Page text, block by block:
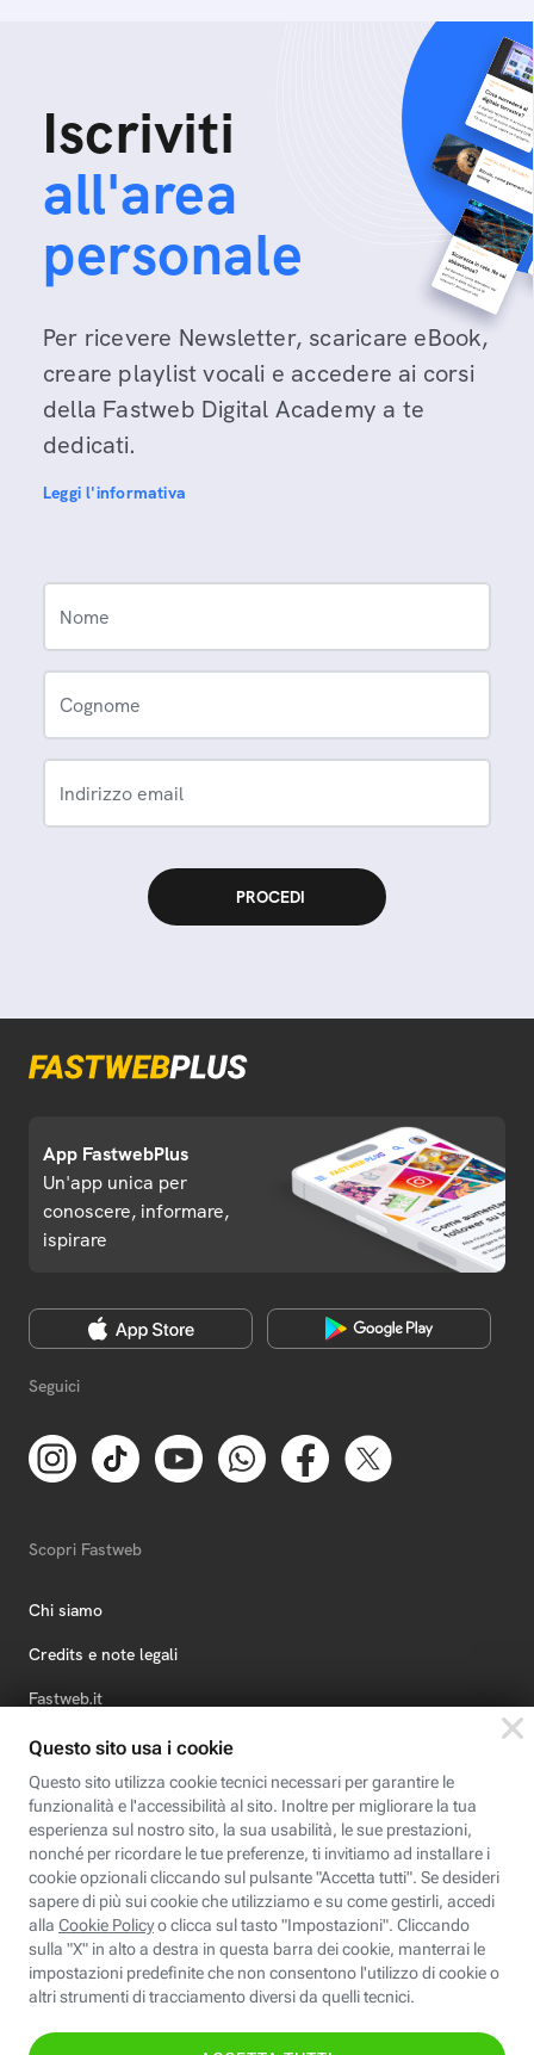
Iscriviti
all'area
personale
Per ricevere Newsletter, scaricare eBook,
creare playlist vocali e accedere ai corsi
della Fastweb Digital Academy a te
dedicati.
Leggi l'informativa
Nome
Cognome
Indirizzo email
App FastwebPlus
Un'app unica per
conoscere, informare,
ispirare
Seguici
Scopri Fastweb
Chi siamo
Credits e note legali
Fastweb.it
Formazione
Fastweb Digital Academy
STEP FuturAbility District
Insieme, siamo futuro